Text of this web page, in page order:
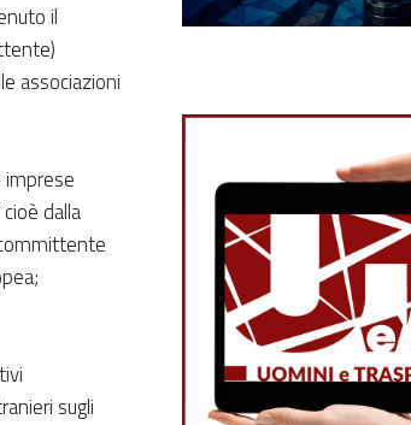
il
associazioni
imprese
dalla
sugli